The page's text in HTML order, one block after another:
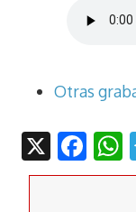
Otras
X F
ac